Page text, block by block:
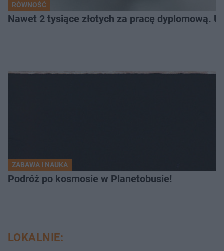
RÓWNOŚĆ
Nawet 2 tysiące złotych za pracę dyplomową.
ZABAWA I NAUKA
Podróż po kosmosie w Planetobusie!
LOKALNIE: